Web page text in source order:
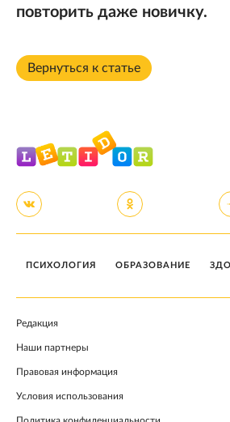
повторить даже новичку.
Вернуться к статье
ПСИХОЛОГИЯ ОБРАЗОВАНИЕ
Редакция
Наши партнеры
Правовая информация
Условия использования